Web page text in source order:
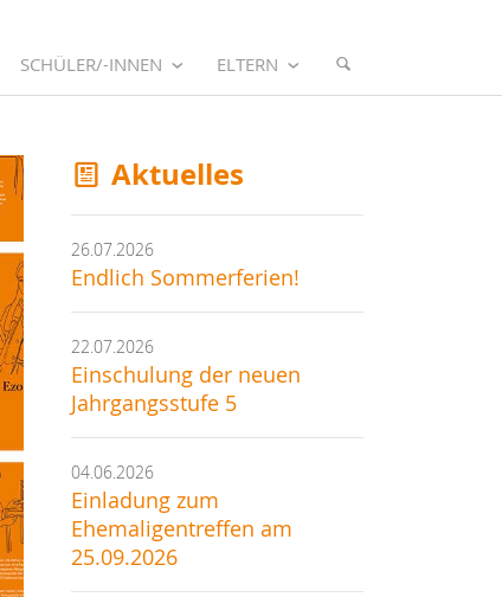
SCHÜLER/-INNEN ELTERN
Aktuelles
26.07.2026
Endlich Sommerferien!
22.07.2026
Einschulung der neuen
Jahrgangsstufe 5
04.06.2026
Einladung zum
Ehemaligentreffen am
25.09.2026